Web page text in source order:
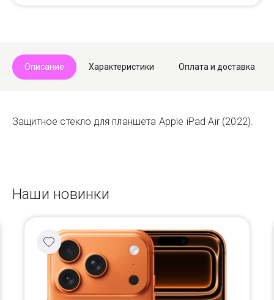
Описание Характеристики Оплата и доставка
Защитное стекло для планшета Apple iPad Air (2022).
Наши новинки